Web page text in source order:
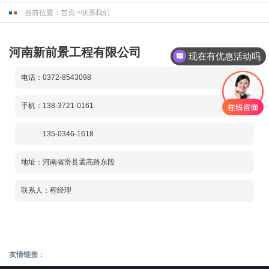
当前位置： 首页 >联系我们
河南新前景工程有限公司
电话：0372-8543098
手机：138-3721-0161
135-0346-1618
地址：河南省滑县孟高路东段
联系人：程经理
友情链接：
现在有优惠活动吗